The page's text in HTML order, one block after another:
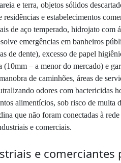
e terra, objetos sólidos
e estabelecimentos
de aço temperado, hidrojato com
emergências em banheiros
de dente), excesso de papel
– a menor do mercado) e
de caminhões, áreas de
odores com bactericidas
alimentícios, sob risco de multa
que não foram conectadas à
e comerciais.
e comerciantes